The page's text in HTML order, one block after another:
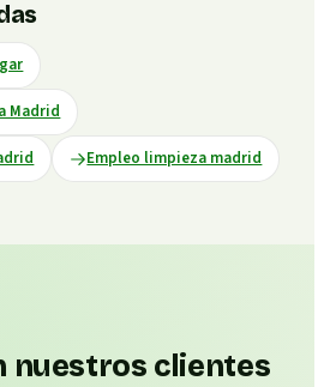
Madrid
Empleo limpieza madrid
nuestros clientes